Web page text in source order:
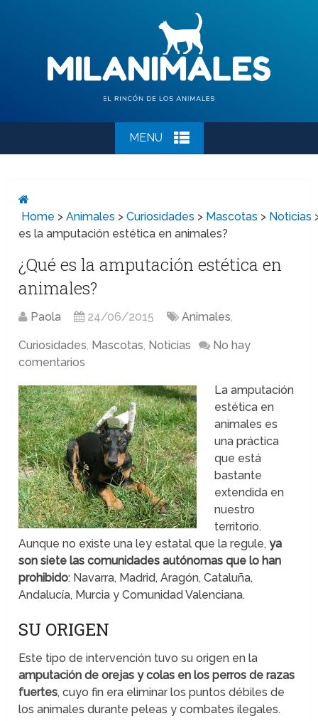
MENU
Home >Animales >Curiosidades > Mascotas > Noticias
es la amputación estética en animales?
¿Qué es la amputación estética en
animales?
Paola 24/06/2015 Animales,
Curiosidades, Mascotas, Noticias
No hay
comentarios
La amputación
estética en
animales es
una práctica
que está
bastante
extendida en
nuestro
territorio.
Aunque no existe una ley estatal que la regule,ya
son siete las comunidades autónomas que lo han
prohibido: Navarra, Madrid, Aragón, Cataluña,
Andalucía, Murcia y Comunidad Valenciana.
SU ORIGEN
Este tipo de intervención tuvo su origen en la
amputación de orejas y colas en los perros de razas
fuertes, cuyo fin era eliminar los puntos débiles de
los animales durante peleas y combates ilegales.